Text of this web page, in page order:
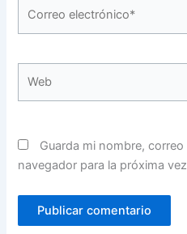
electrónico*
Guarda mi nombre,
navegador para la próxima